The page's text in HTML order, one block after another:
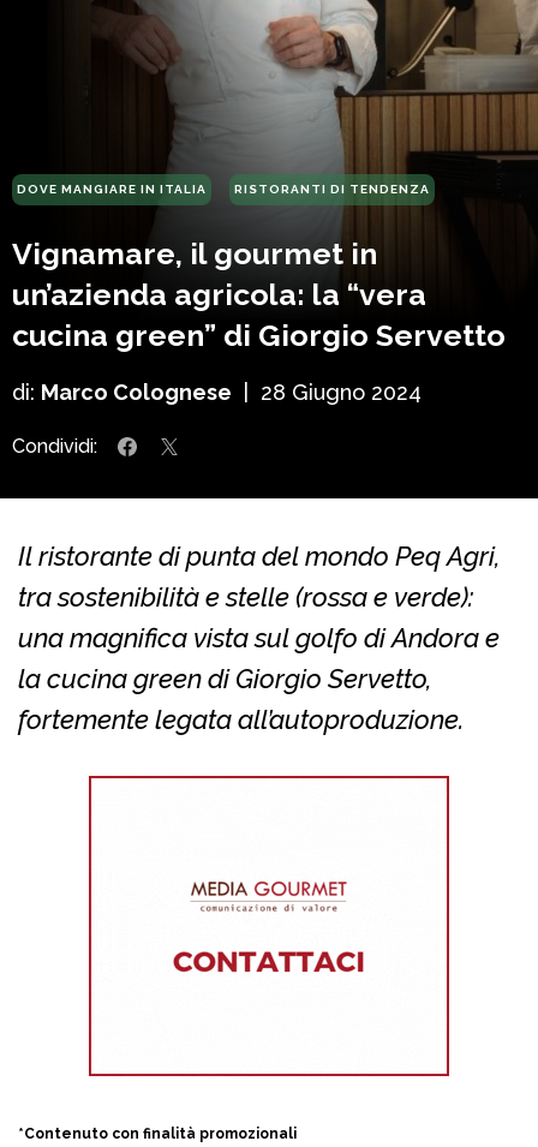
DOVE MANGIARE IN ITALIA RISTORANTI DI TENDENZA
Vignamare, il gourmet in
un’azienda agricola: la “vera
cucina green” di Giorgio Servetto
di: Marco Colognese 28 Giugno 2024
Condividi:
Il ristorante di punta del mondo Peq Agri,
tra sostenibilità e stelle (rossa e verde):
una magnifica vista sul golfo di Andora e
la cucina green di Giorgio Servetto,
fortemente legata all’autoproduzione.
*Contenuto con finalità promozionali